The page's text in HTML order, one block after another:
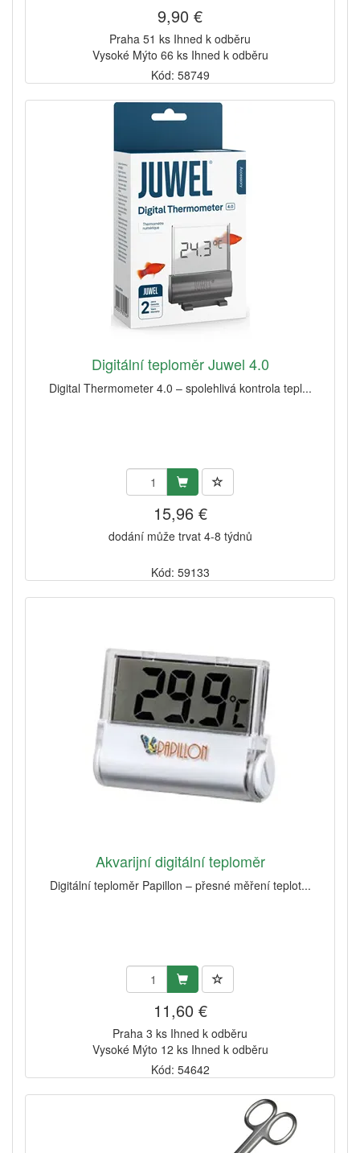
9,90 €
Praha 51 ks Ihned k odběru
Vysoké Mýto 66 ks Ihned k odběru
Kód: 58749
Digitální teploměr Juwel 4.0
Digital Thermometer 4.0 – spolehlivá kontrola tepl...
15,96 €
dodání může trvat 4-8 týdnů
Kód: 59133
Akvarijní digitální teploměr
Digitální teploměr Papillon – přesné měření teplot...
11,60 €
Praha 3 ks Ihned k odběru
Vysoké Mýto 12 ks Ihned k odběru
Kód: 54642